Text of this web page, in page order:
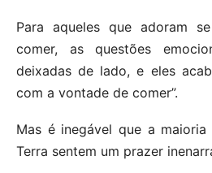
Para aqueles que adoram
comer, as questões
deixadas de lado, e eles
com a vontade de comer”.
Mas é inegável que a
Terra sentem um prazer